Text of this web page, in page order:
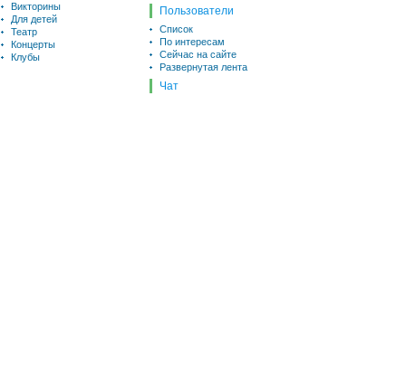
Викторины
Для детей
Театр
Концерты
Клубы
Пользователи
Список
По интересам
Сейчас на сайте
Развернутая лента
Чат